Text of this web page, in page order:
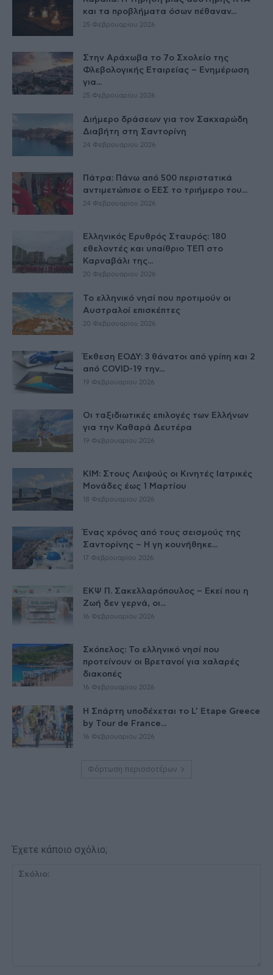
και τα προβλήματα όσων πέθαναν...
25 Φεβρουαρίου 2026
Στην Αράχωβα το 7ο Σχολείο της
Φλεβολογικής Εταιρείας – Ενημέρωση
για...
25 Φεβρουαρίου 2026
Διήμερο δράσεων για τον Σακχαρώδη
Διαβήτη στη Σαντορίνη
24 Φεβρουαρίου 2026
Πάτρα: Πάνω από 500 περιστατικά
αντιμετώπισε ο ΕΕΣ το τριήμερο του...
24 Φεβρουαρίου 2026
Ελληνικός Ερυθρός Σταυρός: 180
εθελοντές και υπαίθριο ΤΕΠ στο
Καρναβάλι της...
20 Φεβρουαρίου 2026
Το ελληνικό νησί που προτιμούν οι
Αυστραλοί επισκέπτες
20 Φεβρουαρίου 2026
Έκθεση ΕΟΔΥ: 3 θάνατοι από γρίπη και 2
από COVID-19 την...
19 Φεβρουαρίου 2026
Οι ταξιδιωτικές επιλογές των Ελλήνων
για την Καθαρά Δευτέρα
19 Φεβρουαρίου 2026
ΚΙΜ: Στους Λειψούς οι Κινητές Ιατρικές
Μονάδες έως 1 Μαρτίου
18 Φεβρουαρίου 2026
Ένας χρόνος από τους σεισμούς της
Σαντορίνης – Η γη κουνήθηκε...
17 Φεβρουαρίου 2026
ΕΚΨ Π. Σακελλαρόπουλος – Εκεί που η
Ζωή δεν γερνά, οι...
16 Φεβρουαρίου 2026
Σκόπελος: Το ελληνικό νησί που
προτείνουν οι Βρετανοί για χαλαρές
διακοπές
16 Φεβρουαρίου 2026
Η Σπάρτη υποδέχεται το L’ Etape Greece
by Tour de France...
16 Φεβρουαρίου 2026
Φόρτωση περισσοτέρων
Έχετε κάποιο σχόλιο;